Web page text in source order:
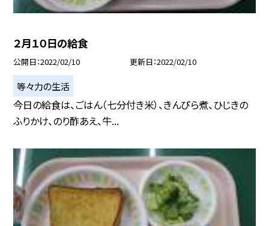
２月１０日の給食
公開日 2022/02/10 更新日 2022/02/10
等々力の生活
今日の給食は、ごはん（七分付き米）、きんぴら煮、ひじきの
ふりかけ、のり酢あえ、牛...